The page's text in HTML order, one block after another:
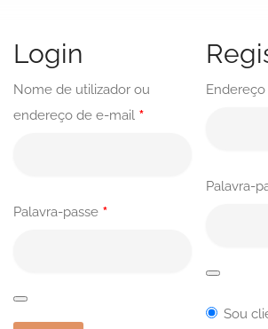
Login
Nome de utilizador ou
endereço de e-mail *
Palavra-passe *
Palavra-
Sou